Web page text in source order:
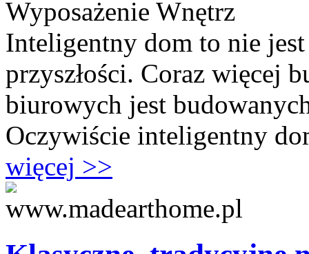
Wyposażenie Wnętrz
Inteligentny dom to nie
przyszłości. Coraz więcej
biurowych jest
Oczywiście inteligentny
więcej >>